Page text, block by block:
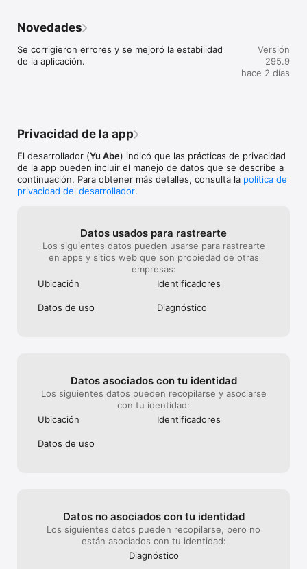
Novedades
Se corrigieron errores y se mejoró la estabilidad
de la aplicación.
Versión
295.9
hace 2 días
Privacidad de la app
El desarrollador (Yu Abe) indicó que las prácticas de privacidad
de la app pueden incluir el manejo de datos que se describe a
continuación. Para obtener más detalles, consulta la política de
privacidad del desarrollador.
Datos usados para rastrearte
Los siguientes datos pueden usarse para rastrearte
en apps y sitios web que son propiedad de otras
empresas:
Ubicación
Identificado­res
Datos de uso Diagnóstico
Datos asociados con tu identidad
Los siguientes datos pueden recopilarse y asociarse
con tu identidad:
Ubicación
Identificado­res
Datos de uso
Datos no asociados con tu identidad
Los siguientes datos pueden recopilarse, pero no
están asociados con tu identidad:
Diagnóstico